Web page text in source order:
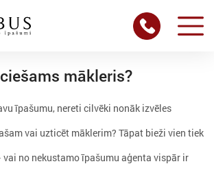
mākleris?
īpašumu, nereti cilvēki nonāk izvēles
vai uzticēt māklerim? Tāpat bieži vien tiek
no nekustamo īpašumu aģenta vispār ir